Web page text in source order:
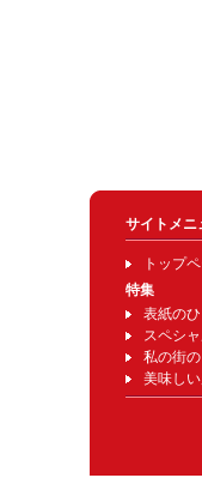
サイトメニ
トップ
特集
表紙のひ
スペシ
私の街
美味し